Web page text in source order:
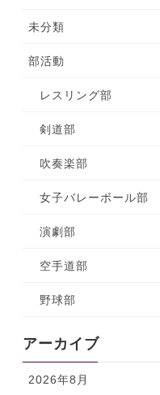
未分類
部活動
レスリング部
剣道部
吹奏楽部
女子バレーボール部
演劇部
空手道部
野球部
アーカイブ
2026年8月